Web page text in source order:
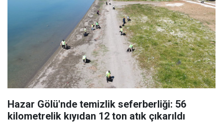
Hazar Gölü'nde temizlik seferberliği: 56
kilometrelik kıyıdan 12 ton atık çıkarıldı